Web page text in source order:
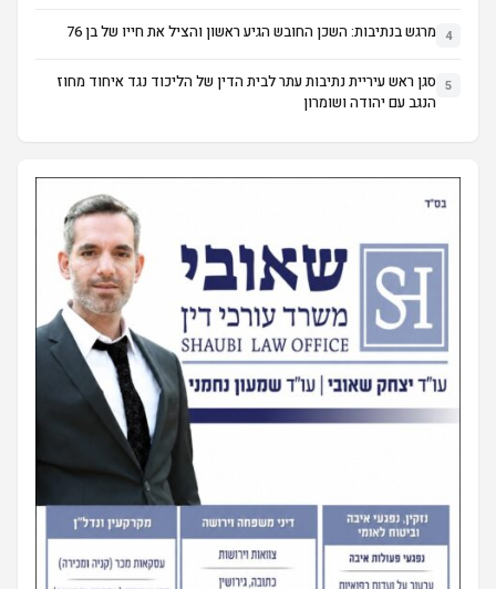
4 מרגש בנתיבות: השכן החובש הגיע ראשון והציל את חייו של בן 76
5 סגן ראש עיריית נתיבות עתר לבית הדין של הליכוד נגד איחוד מחוז
הנגב עם יהודה ושומרון